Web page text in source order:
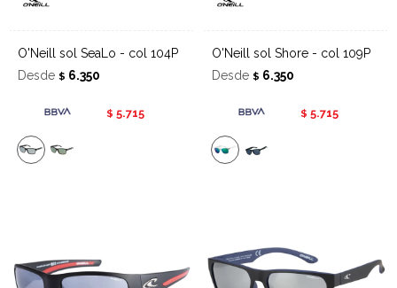
O'Neill sol SeaLo - col 104P
Desde $ 6.350
$ 5.715
O'Neill sol Shore - col 109P
Desde $ 6.350
$ 5.715